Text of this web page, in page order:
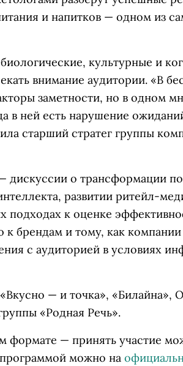
и напитков — одном из
культурные и
внимание аудитории. «В
заметности, но в одном
в ней есть нарушение
старший стратег группы
о трансформации
развитии ритейл-
к оценке
брендам и тому, как
с аудиторией в условиях
— и точка», «Билайна»,
«Родная Речь».
формате — принять участие
можно на